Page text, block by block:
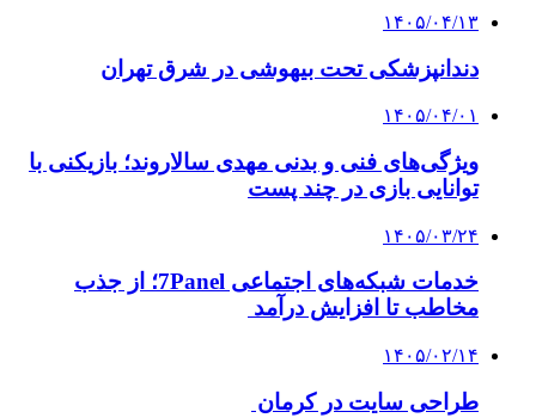
۱۴۰۵/۰۴/۱۳
دندانپزشکی تحت بیهوشی در شرق تهران
۱۴۰۵/۰۴/۰۱
ویژگی‌های فنی و بدنی مهدی سالاروند؛ بازیکنی با
توانایی بازی در چند پست
۱۴۰۵/۰۳/۲۴
خدمات شبکه‌های اجتماعی 7Panel؛ از جذب
مخاطب تا افزایش درآمد
۱۴۰۵/۰۲/۱۴
طراحی سایت در کرمان